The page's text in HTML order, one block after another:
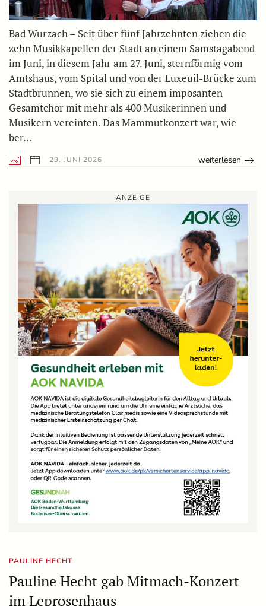
Bad Wurzach – Seit über fünf Jahrzehnten ziehen die
zehn Musikkapellen der Stadt an einem Samstagabend
im Juni, in diesem Jahr am 27. Juni, sternförmig vom
Amtshaus, vom Spital und von der Luxeuil-Brücke zum
Stadtbrunnen, wo sie sich zu einem imposanten
Gesamtchor mit mehr als 400 Musikerinnen und
Musikern vereinten. Das Mammutkonzert war, wie
ber…
29. JUNI 2026 weiterlesen
ANZEIGE
PAULINE HECHT
Pauline Hecht gab Mitmach-Konzert
im Leprosenhaus